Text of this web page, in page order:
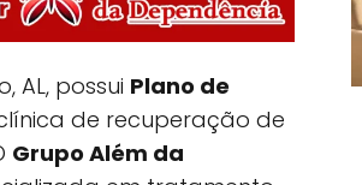
AL, possui Plano de
de recuperação de
Grupo Além da